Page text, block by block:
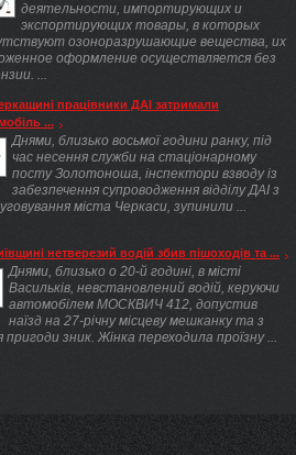
деятельности, импортирующих и
экспортирующих товары, в которых
озоноразрушающие вещества, их
оформление осуществляется без
...
працівники ДАІ затримали
...
Днями, близько восьмої години ранку, під
час несення служби на стаціонарному
посту Золотоноша, інспектори взводу із
забезпечення супроводження відділу ДАІ з
міста Черкаси, зупинили ...
нетверезий водій збив пішоходів та ...
Днями, близько о 20-й годині, в місті
Васильків, невстановлений водій, керуючи
автомобілем МОСКВИЧ 412, допустив
наїзд на 27-річну місцеву мешканку та з
пригоди зник. Жінка переходила проїзну ...